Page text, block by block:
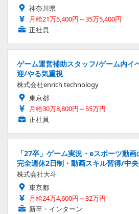
神奈川県
月給21万5,400円～35万5,400円
正社員
ゲーム運営補助スタッフ/ゲーム内イ
迎/やる気重視
株式会社enrich technology
東京都
月給30万8,800円～55万円
正社員
「27卒」ゲーム実況・eスポーツ動
完全週休2日制・動画スキル習得/中
株式会社大斗
東京都
月給24万4,600円～32万円
新卒・インターン